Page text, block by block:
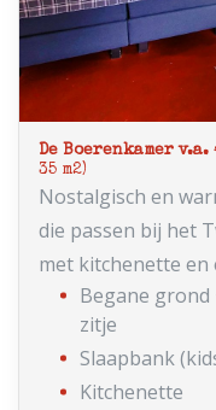
De Boerenkamer v.a.
35 m2)
Nostalgisch en
die passen bij het
met kitchenette en
Begane
zitje
Slaapbank
Kitchenette